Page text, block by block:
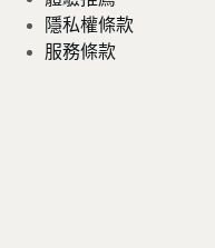
隱私權條款
服務條款